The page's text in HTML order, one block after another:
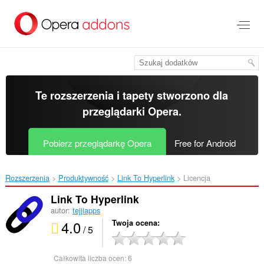
treści
Te rozszerzenia i tapety stworzono dla
przeglądarki Opera.
Pobierz przeglądarkę Opera Free for Android
Rozszerzenia Produktywność Link To Hyperlink‎ Licencja
Link To Hyperlink
autor: tejjiapps
4.0/ 5 Twoja ocena
Całkowita liczba ocen:6